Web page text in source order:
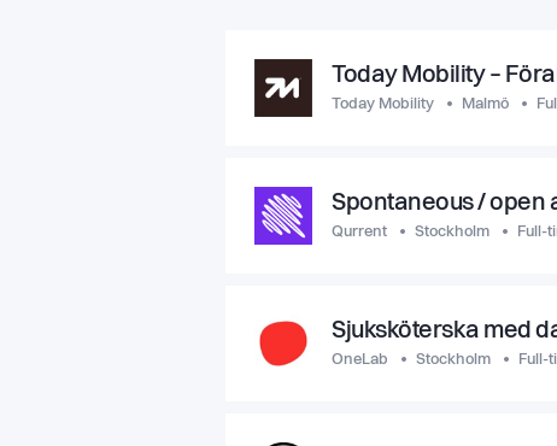
Today Mobility –
Today Mobility Malmö
Spontaneous / open
Qurrent Stockholm Full-
Sjuksköterska med
OneLab Stockholm Full-